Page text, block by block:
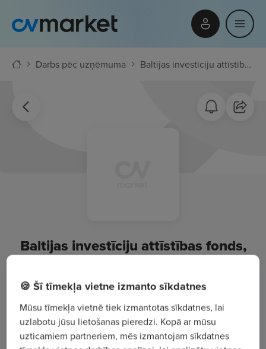
Darbs pēc uzņēmuma Baltijas investīciju attīstības fonds, AS
Baltijas investīciju attīstības fonds,
Bukultu iela 11, Rīga
Apskatīt visus sludinājumus
🍪 Šī tīmekļa vietne izmanto sīkdatnes
Mūsu tīmekļa vietnē tiek izmantotas sīkdatnes, lai
uzlabotu jūsu lietošanas pieredzi. Kopā ar mūsu
uzticamiem partneriem, mēs izmantojam sīkdatnes